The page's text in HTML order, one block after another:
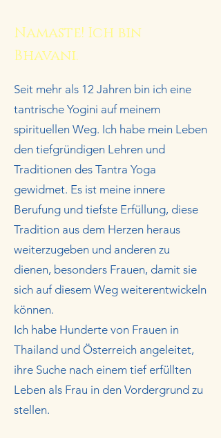
Namaste! Ich bin
Bhavani.
Seit mehr als 12 Jahren bin ich eine
tantrische Yogini auf meinem
spirituellen Weg. Ich habe mein Leben
den tiefgründigen Lehren und
Traditionen des Tantra Yoga
gewidmet. Es ist meine innere
Berufung und tiefste Erfüllung, diese
Tradition aus dem Herzen heraus
weiterzugeben und anderen zu
dienen, besonders Frauen, damit sie
sich auf diesem Weg weiterentwickeln
können.
Ich habe Hunderte von Frauen in
Thailand und Österreich angeleitet,
ihre Suche nach einem tief erfüllten
Leben als Frau in den Vordergrund zu
stellen.